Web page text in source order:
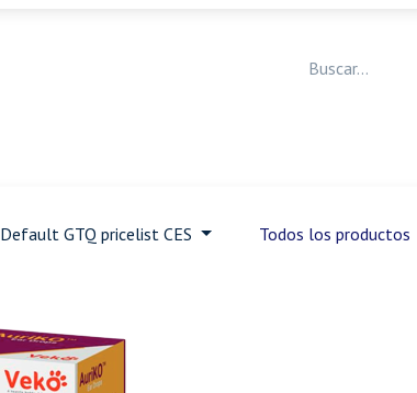
Default GTQ pricelist CES Todos los productos